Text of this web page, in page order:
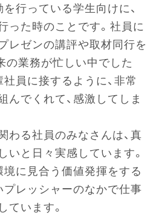
行っている学生向けに、
った時のことです。社員に
レゼンの講評や取材同行を
の業務が忙しい中でした
員に接するように、非常
んでくれて、感激してしま
わる社員のみなさんは、真
いと日々実感しています。
境に見合う価値発揮をする
プレッシャーのなかで仕事
ています。